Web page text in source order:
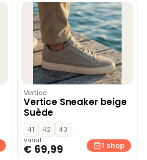
Vertice
Vertice Sneaker beige
Suède
41 42
43
vanaf
€ 69,99 1 shop